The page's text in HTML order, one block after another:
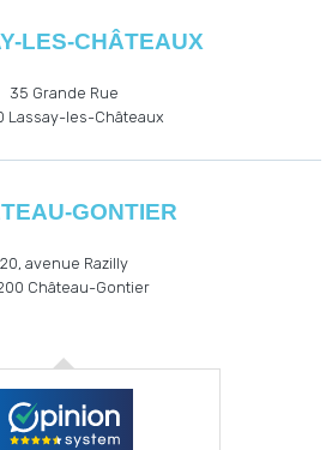
LES-CHÂTEAUX
35 Grande Rue
Lassay-les-Châteaux
GONTIER
20, avenue Razilly
Château-Gontier